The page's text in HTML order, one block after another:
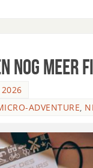
nog
ADVENTURE